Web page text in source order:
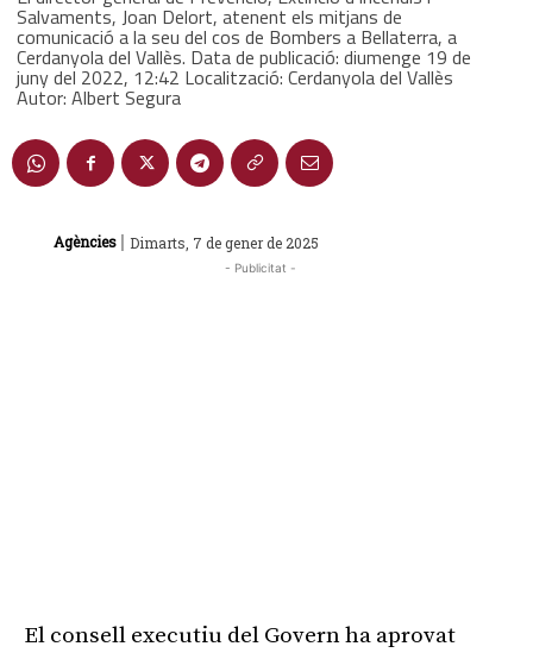
Salvaments, Joan Delort, atenent els mitjans de
comunicació a la seu del cos de Bombers a Bellaterra, a
Cerdanyola del Vallès. Data de publicació: diumenge 19 de
juny del 2022, 12:42 Localització: Cerdanyola del Vallès
Autor: Albert Segura
Agències | Dimarts, 7 de gener de 2025
- Publicitat -
El consell executiu del Govern ha aprovat